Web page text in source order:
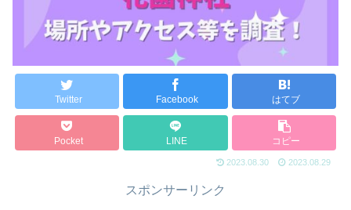
Twitter Facebook はてブ
Pocket LINE コピー
2023.08.30 2023.08.29
スポンサーリンク